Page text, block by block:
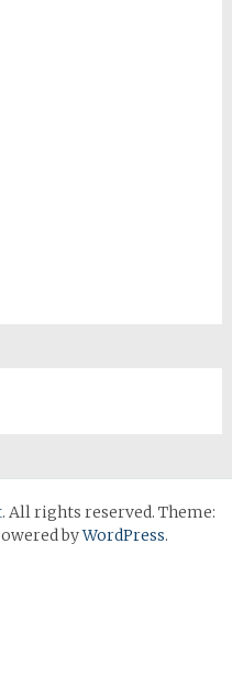
. All rights reserved. Theme:
byWordPress.